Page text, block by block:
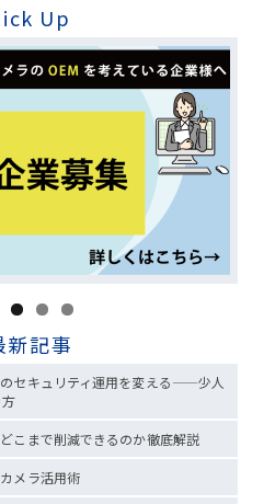
Up
新記事
セキュリティ運用を変える——少人
こまで削減できるのか徹底解説
メラ活用術